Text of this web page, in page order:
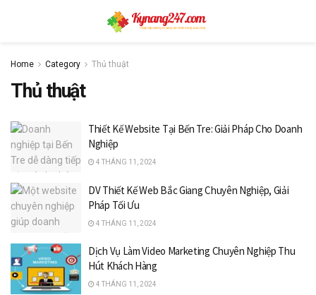
Home Category Thủ thuật
Thủ thuật
Thiết Kế Website Tại Bến Tre: Giải Pháp Cho Doanh
Nghiệp
4 THÁNG 11, 2024
DV Thiết Kế Web Bắc Giang Chuyên Nghiệp, Giải
Pháp Tối Ưu
4 THÁNG 11, 2024
Dịch Vụ Làm Video Marketing Chuyên Nghiệp Thu
Hút Khách Hàng
4 THÁNG 11, 2024